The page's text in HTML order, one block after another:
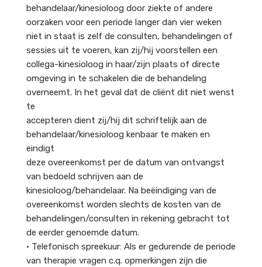
behandelaar/kinesioloog door ziekte of andere
oorzaken voor een periode langer dan vier weken
niet in staat is zelf de consulten, behandelingen of
sessies uit te voeren, kan zij/hij voorstellen een
collega-kinesioloog in haar/zijn plaats of directe
omgeving in te schakelen die de behandeling
overneemt. In het geval dat de cliënt dit niet wenst
te
accepteren dient zij/hij dit schriftelijk aan de
behandelaar/kinesioloog kenbaar te maken en
eindigt
deze overeenkomst per de datum van ontvangst
van bedoeld schrijven aan de
kinesioloog/behandelaar. Na beëindiging van de
overeenkomst worden slechts de kosten van de
behandelingen/consulten in rekening gebracht tot
de eerder genoemde datum.
• Telefonisch spreekuur: Als er gedurende de periode
van therapie vragen c.q. opmerkingen zijn die